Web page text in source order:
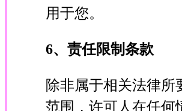
用于您。
6、责任限制条款
除非属于相关法律所
范围，许可人在任何